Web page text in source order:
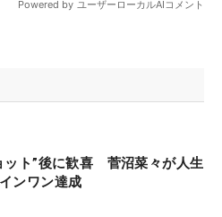
ット”後に歓喜 菅沼菜々が人生
ンワン達成